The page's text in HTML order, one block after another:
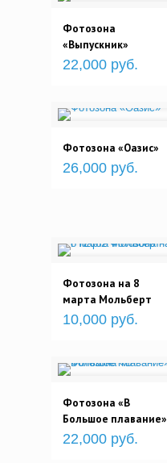
Фотозона
«Выпускник»
22,000 руб.
Фотозона «Оазис»
26,000 руб.
Фотозона на 8
марта Мольберт
10,000 руб.
Фотозона «В
Большое плавание»
22,000 руб.